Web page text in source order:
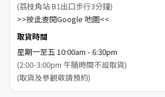
(荔枝角站 B1出口步行3分鐘)
>>按此查閱Google 地圖<<
取貨時間
星期一至五 10:00am - 6:30pm
(2:00-3:00pm 午膳時間不設取貨)
(取貨及參觀敬請預約)